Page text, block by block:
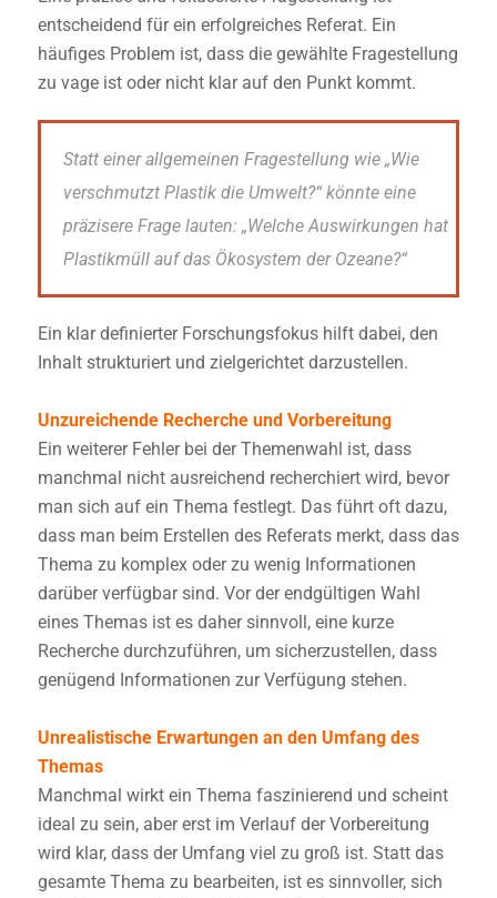
entscheidend für ein erfolgreiches Referat. Ein
häufiges Problem ist, dass die gewählte Fragestellung
zu vage ist oder nicht klar auf den Punkt kommt.
Statt einer allgemeinen Fragestellung wie „Wie
verschmutzt Plastik die Umwelt?“ könnte eine
präzisere Frage lauten: „Welche Auswirkungen hat
Plastikmüll auf das Ökosystem der Ozeane?“
Ein klar definierter Forschungsfokus hilft dabei, den
Inhalt strukturiert und zielgerichtet darzustellen.
Unzureichende Recherche und Vorbereitung
Ein weiterer Fehler bei der Themenwahl ist, dass
manchmal nicht ausreichend recherchiert wird, bevor
man sich auf ein Thema festlegt. Das führt oft dazu,
dass man beim Erstellen des Referats merkt, dass das
Thema zu komplex oder zu wenig Informationen
darüber verfügbar sind. Vor der endgültigen Wahl
eines Themas ist es daher sinnvoll, eine kurze
Recherche durchzuführen, um sicherzustellen, dass
genügend Informationen zur Verfügung stehen.
Unrealistische Erwartungen an den Umfang des
Themas
Manchmal wirkt ein Thema faszinierend und scheint
ideal zu sein, aber erst im Verlauf der Vorbereitung
wird klar, dass der Umfang viel zu groß ist. Statt das
gesamte Thema zu bearbeiten, ist es sinnvoller, sich